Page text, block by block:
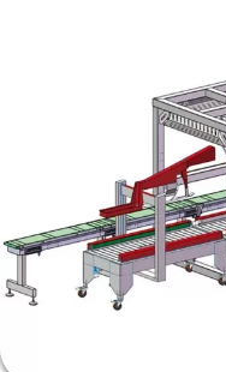
STARTSEITE
PRODUKTE
ÜBER
UNS